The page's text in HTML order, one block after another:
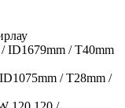
ID1679mm / T40mm
/ T28mm /